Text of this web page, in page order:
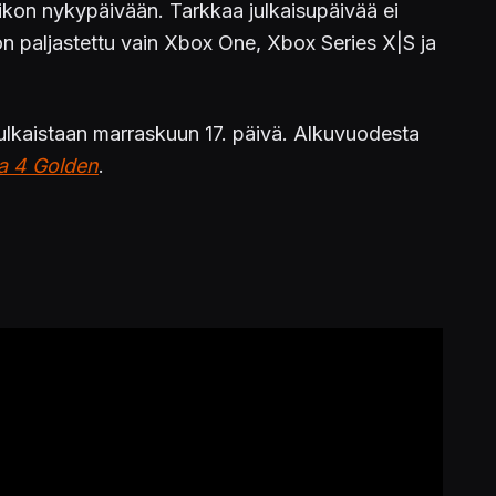
nykypäivään. Tarkkaa julkaisupäivää ei
paljastettu vain Xbox One, Xbox Series X|S ja
marraskuun 17. päivä. Alkuvuodesta
4 Golden.